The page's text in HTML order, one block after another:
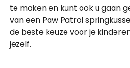
te maken en kunt ook u gaan
van een Paw Patrol
de beste keuze voor je
jezelf.